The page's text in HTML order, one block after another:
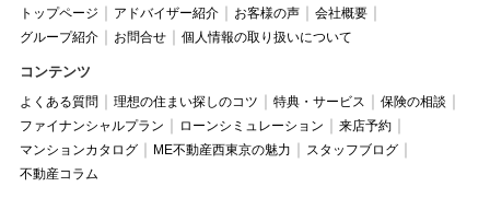
トップページ アドバイザー紹介 お客様の声
会社概要
グループ紹介
お問合せ 個人情報の取り扱いについて
コンテンツ
よくある質問 理想の住まい探しのコツ 特典・サービス
保険の相談
ファイナンシャルプラン
ローンシミュレーション
来店予約
マンションカタログ
ME不動産西東京の魅力
スタッフブログ
不動産コラム